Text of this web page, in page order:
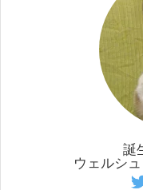
誕
ウェルシ